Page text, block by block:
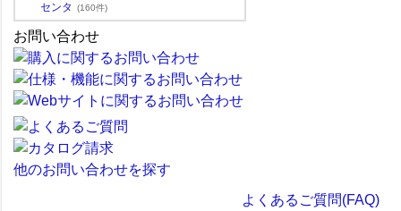
センタ
(160件)
お問い合わせ
他のお問い合わせを探す
よくあるご質問(FAQ)